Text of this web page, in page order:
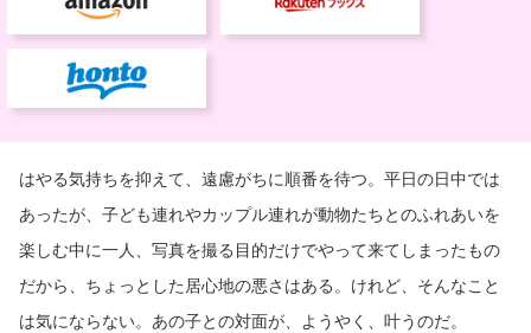
はやる気持ちを抑えて、遠慮がちに順番を待つ。平日の日中では
あったが、子ども連れやカップル連れが動物たちとのふれあいを
楽しむ中に一人、写真を撮る目的だけでやって来てしまったもの
だから、ちょっとした居心地の悪さはある。けれど、そんなこと
は気にならない。あの子との対面が、ようやく、叶うのだ。